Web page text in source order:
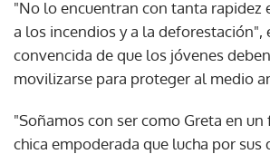
"No lo encuentran con tanta rapidez
a los incendios y a la deforestación",
convencida de que los jóvenes
movilizarse para proteger al medio
"Soñamos con ser como Greta en un
chica empoderada que lucha por sus